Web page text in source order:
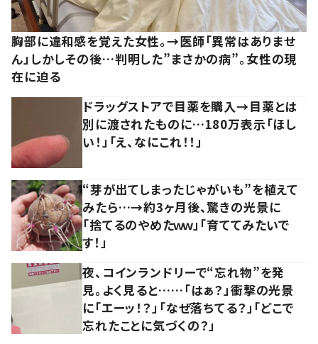
胸部に違和感を覚えた女性。→医師「異常はありませ
ん」しかしその後…判明した”まさかの病”。女性の現
在に迫る
ドラッグストアで目薬を購入→目薬とは
別に渡されたものに…180万表示「ほし
い！」「え、なにこれ！！」
“芽が出てしまったじゃがいも”を植えて
みたら…→約3ヶ月後、驚きの光景に
「捨てるのやめたｗｗ」「育ててみたいで
す！」
夜、コインランドリーで“忘れ物”を発
見。よく見ると……「はぁ？」衝撃の光景
に「エーッ！？」「なぜ落ちてる？」「どこで
忘れたことに気づくの？」